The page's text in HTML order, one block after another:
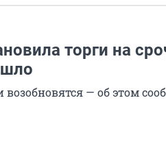
торги на
возобновятся — об этом